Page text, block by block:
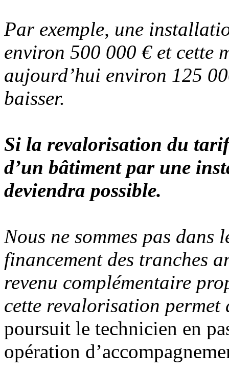
Par exemple, une
environ 500 000 € et cette
aujourd’hui environ 125
baisser.
Si la revalorisation du
d’un bâtiment par une
deviendra possible.
Nous ne sommes pas dans
financement des tranches
revenu complémentaire
cette revalorisation
poursuit le technicien en
opération